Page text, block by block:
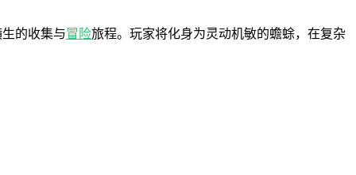
的收集与冒险旅程。玩家将化身为灵动机敏的蟾蜍，在复杂